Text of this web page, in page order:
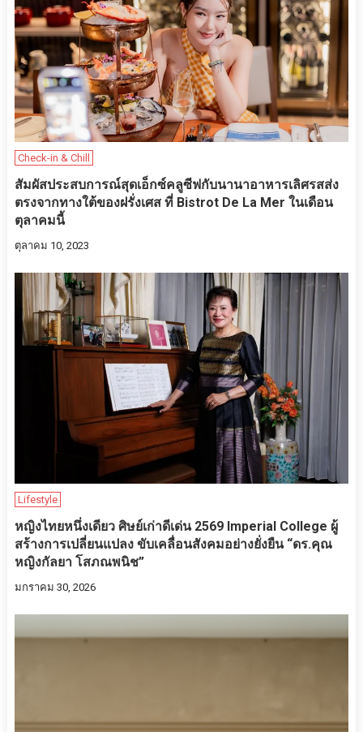
Check-in & Chill
สัมผัสประสบการณ์สุดเอ็กซ์คลูซีฟกับนานาอาหารเลิศรสส่ง
ตรงจากทางใต้ของฝรั่งเศส ที่ Bistrot De La Mer ในเดือน
ตุลาคมนี้
ตุลาคม 10, 2023
Lifestyle
หญิงไทยหนึ่งเดียว ศิษย์เก่าดีเด่น 2569 Imperial College ผู้
สร้างการเปลี่ยนแปลง ขับเคลื่อนสังคมอย่างยั่งยืน “ดร.คุณ
หญิงกัลยา โสภณพนิช”
มกราคม 30, 2026